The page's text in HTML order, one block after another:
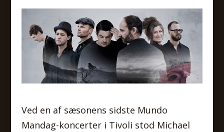
Ved en af sæsonens sidste Mundo
Mandag-koncerter i Tivoli stod Michael